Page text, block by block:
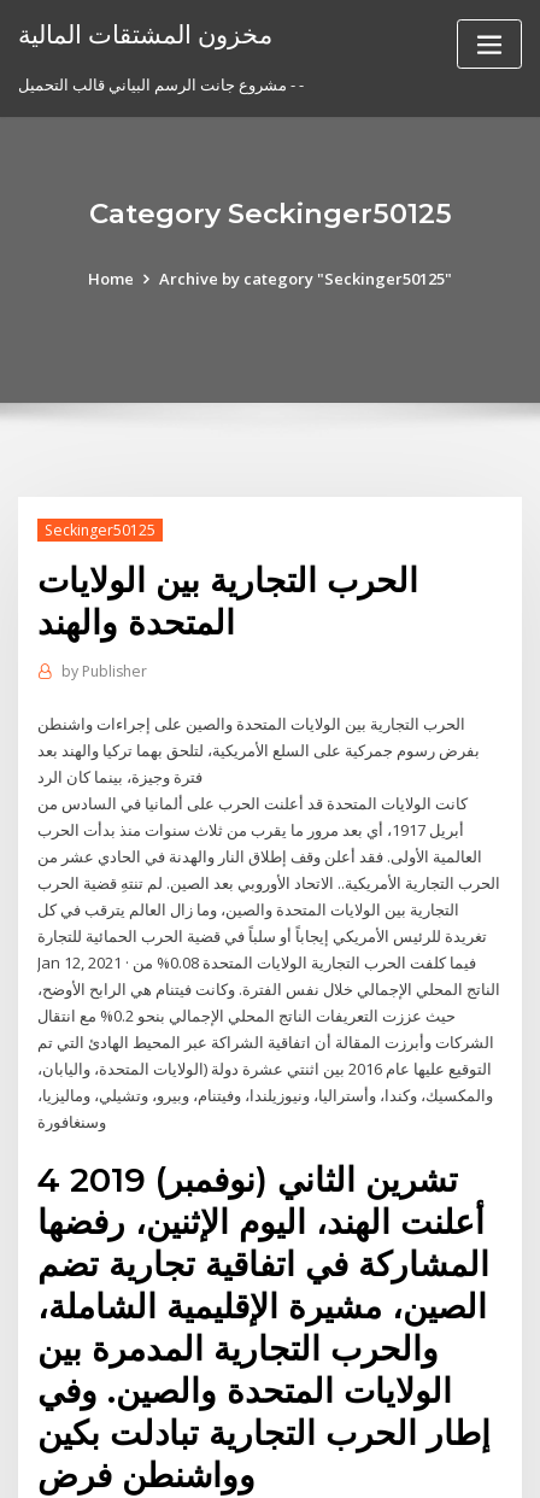
مخزون المشتقات المالية
مشروع جانت الرسم البياني قالب التحميل - -
Category Seckinger50125
Home Archive by category "Seckinger50125"
Seckinger50125
الحرب التجارية بين الولايات
المتحدة والهند
by Publisher
الحرب التجارية بين الولايات المتحدة والصين على إجراءات واشنطن
بفرض رسوم جمركية على السلع الأمريكية، لتلحق بهما تركيا والهند بعد
كانت الولايات المتحدة قد أعلنت الحرب على ألمانيا في السادس من
أبريل 1917، أي بعد مرور ما يقرب من ثلاث سنوات منذ بدأت الحرب
العالمية الأولى. فقد أعلن وقف إطلاق النار والهدنة في الحادي عشر من
الحرب التجارية الأمريكية.. الاتحاد الأوروبي بعد الصين. لم تنتهِ قضية الحرب
التجارية بين الولايات المتحدة والصين، وما زال العالم يترقب في كل
تغريدة للرئيس الأمريكي إيجاباً أو سلباً في قضية الحرب الحمائية للتجارة
Jan 12, 2021 · فيما كلفت الحرب التجارية الولايات المتحدة 0.08% من
الناتج المحلي الإجمالي خلال نفس الفترة. وكانت فيتنام هي الرابح الأوضح،
حيث عززت التعريفات الناتج المحلي الإجمالي بنحو 0.2% مع انتقال
الشركات وأبرزت المقالة أن اتفاقية الشراكة عبر المحيط الهادئ التي تم
التوقيع عليها عام 2016 بين اثنتي عشرة دولة (الولايات المتحدة، واليابان،
والمكسيك، وكندا، وأستراليا، ونيوزيلندا، وفيتنام، وبيرو، وتشيلي، وماليزيا،
وسنغافورة
4 تشرين الثاني (نوفمبر) 2019
أعلنت الهند، اليوم الإثنين، رفضها
المشاركة في اتفاقية تجارية تضم
الصين، مشيرة الإقليمية الشاملة،
والحرب التجارية المدمرة بين
الولايات المتحدة والصين. وفي
إطار الحرب التجارية تبادلت بكين
وواشنطن فرض